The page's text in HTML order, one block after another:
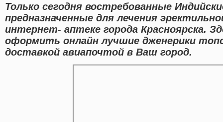
Только сегодня востребованные
предназначенные для лечения
интернет- аптеке города Красноярска.
оформить онлайн лучшие дженерики
доставкой авиапочтой в Ваш город.